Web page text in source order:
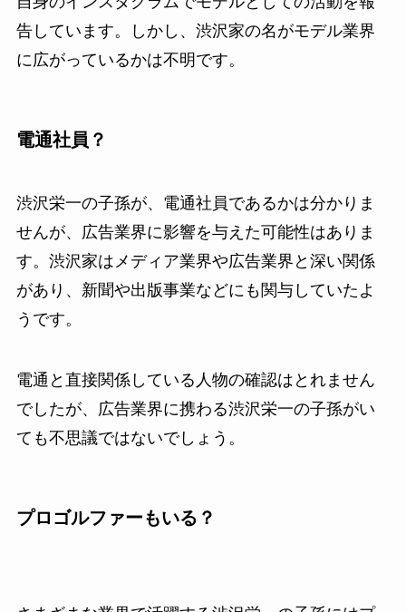
告しています。しかし、渋沢家の名がモデル業界
に広がっているかは不明です。
電通社員？
渋沢栄一の子孫が、電通社員であるかは分かりま
せんが、広告業界に影響を与えた可能性はありま
す。渋沢家はメディア業界や広告業界と深い関係
があり、新聞や出版事業などにも関与していたよ
うです。
電通と直接関係している人物の確認はとれません
でしたが、広告業界に携わる渋沢栄一の子孫がい
ても不思議ではないでしょう。
プロゴルファーもいる？